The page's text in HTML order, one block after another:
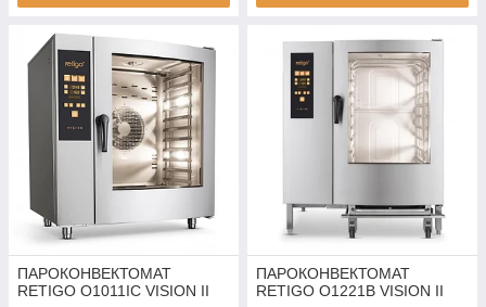
ПАРОКОНВЕКТОМАТ
RETIGO O1011IC VISION II
ПАРОКОНВЕКТОМАТ
RETIGO O1221B VISION II